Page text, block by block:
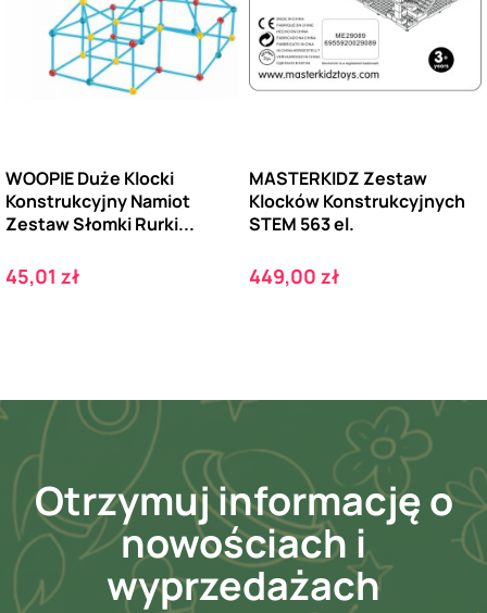
WOOPIE Duże Klocki
Konstrukcyjny Namiot
Zestaw Słomki Rurki...
Cena
45,01 zł
MASTERKIDZ Zestaw
Klocków Konstrukcyjnych
STEM 563 el.
Cena
449,00 zł
Otrzymuj informację o
nowościach i
wyprzedażach